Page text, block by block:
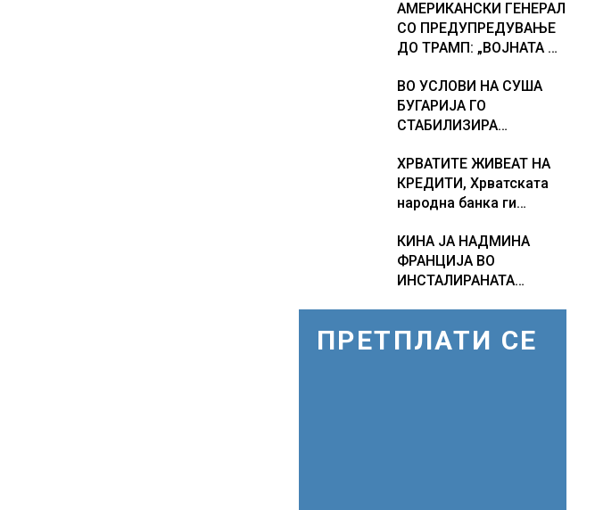
АМЕРИКАНСКИ ГЕНЕРАЛ
СО ПРЕДУПРЕДУВАЊЕ
ДО ТРАМП: „ВОЈНАТА НЕ
ВО УСЛОВИ НА СУША
БУГАРИЈА ГО
СТАБИЛИЗИРА
ЕНЕРГЕТСКИ СИСТЕМ,
како Бугарија стана
балкански шампион во
од батерии
ХРВАТИТЕ ЖИВЕАТ НА
КРЕДИТИ, Хрватската
народна банка ги
кредитирање и
предупредува на
зголемени ризици во
КИНА ЈА НАДМИНА
ФРАНЦИЈА ВО
ИНСТАЛИРАНАТА
ЦЕНТРАЛИ
ПРЕТПЛАТИ СЕ